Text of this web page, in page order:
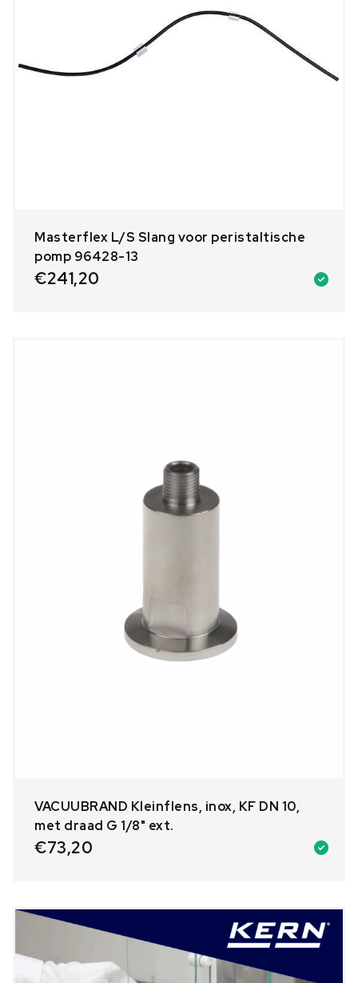
Masterflex L/S Slang voor peristaltische
pomp 96428-13
€241,20
VACUUBRAND Kleinflens, inox, KF DN 10,
met draad G 1/8" ext.
€73,20